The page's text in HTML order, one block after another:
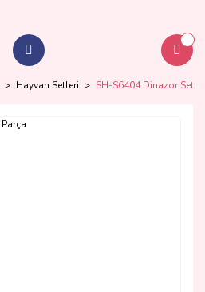
Hayvan Setleri SH-S6404 Dinazor Seti